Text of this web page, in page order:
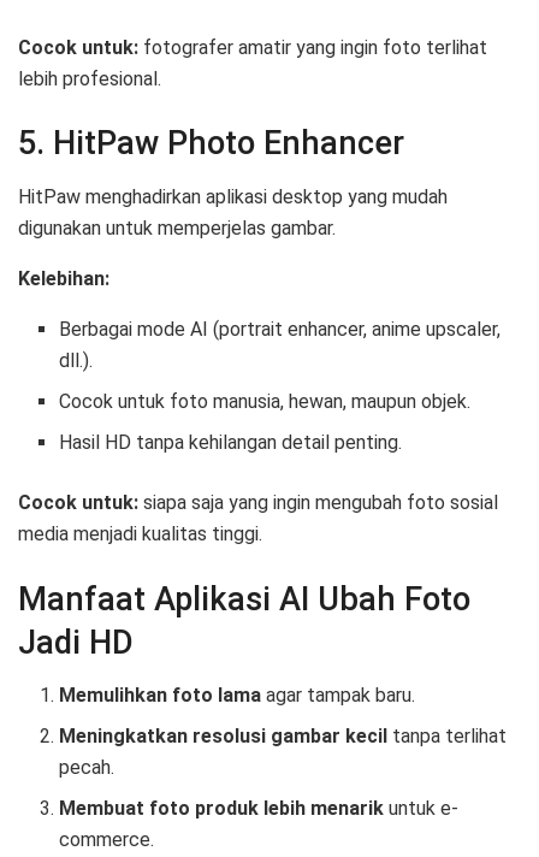
Cocok untuk: fotografer amatir yang ingin foto terlihat
lebih profesional.
5. HitPaw Photo Enhancer
HitPaw menghadirkan aplikasi desktop yang mudah
digunakan untuk memperjelas gambar.
Kelebihan:
Berbagai mode AI (portrait enhancer, anime upscaler,
dll.).
Cocok untuk foto manusia, hewan, maupun objek.
Hasil HD tanpa kehilangan detail penting.
Cocok untuk: siapa saja yang ingin mengubah foto sosial
media menjadi kualitas tinggi.
Manfaat Aplikasi AI Ubah Foto
Jadi HD
Memulihkan foto lama agar tampak baru.
Meningkatkan resolusi gambar kecil tanpa terlihat
pecah.
Membuat foto produk lebih menarik untuk e-
commerce.